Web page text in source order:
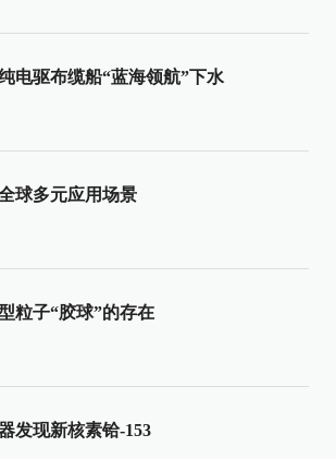
电驱布缆船“蓝海领航”下水
球多元应用场景
粒子“胶球”的存在
发现新核素铪-153